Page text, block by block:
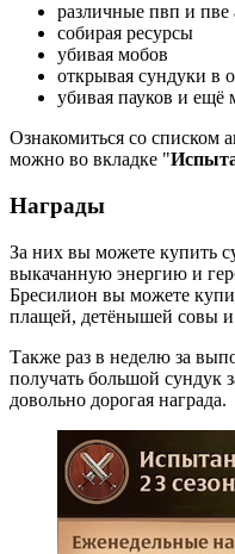
различные пвп и пве
cобирая ресурсы
убивая мобов
открывая сундуки в
убивая пауков и ещё
Ознакомиться со списком
можно во вкладке "
Награды
За них вы можете купить
выкачанную энергию и
Бресилион вы можете
плащей, детёнышей совы и
Также раз в неделю за
получать большой сундук
довольно дорогая награда.